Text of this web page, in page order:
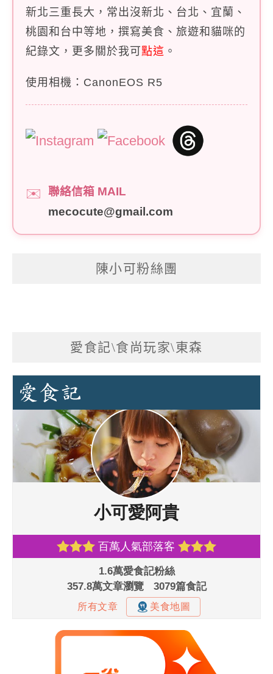
新北三重長大，常出沒新北、台北、宜蘭、
桃園和台中等地，撰寫美食、旅遊和貓咪的
紀錄文，更多關於我可點這 。
使用相機：CanonEOS R5
✉️
聯絡信箱 MAIL
mecocute@gmail.com
陳小可粉絲團
愛食記\食尚玩家\東森